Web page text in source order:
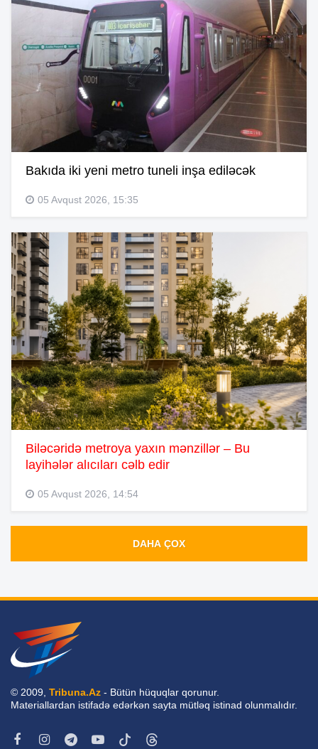
Bakıda iki yeni metro tuneli inşa ediləcək
05 Avqust 2026, 15:35
Biləcəridə metroya yaxın mənzillər – Bu
layihələr alıcıları cəlb edir
05 Avqust 2026, 14:54
DAHA ÇOX
© 2009, Tribuna.Az - Bütün hüquqlar qorunur.
Materiallardan istifadə edərkən sayta mütləq istinad olunmalıdır.